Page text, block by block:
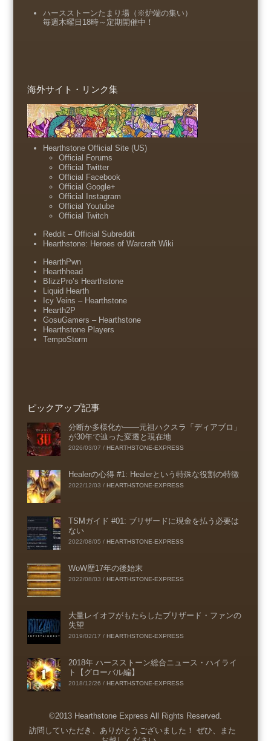
ハースストーンたまり場（※炉端の集い）
毎週木曜日18時～定期開催中！
海外サイト・リンク集
Hearthstone Official Site (US)
Official Forums
Official Twitter
Official Facebook
Official Google+
Official Instagram
Official Youtube
Official Twitch
Reddit – Official Subreddit
Hearthstone: Heroes of Warcraft Wiki
HearthPwn
Hearthhead
BlizzPro’s Hearthstone
Liquid Hearth
Icy Veins – Hearthstone
Hearth2P
GosuGamers – Hearthstone
Hearthstone Players
TempoStorm
ピックアップ記事
分断か多様化か――元祖ハクスラ「ディアブロ」
が30年で辿った変遷と現在地
2026/03/07 / HEARTHSTONE-EXPRESS
Healerの心得 #1: Healerという特殊な役割の特徴
2022/12/03 / HEARTHSTONE-EXPRESS
TSMガイド #01: ブリザードに現金を払う必要は
ない
2022/08/05 / HEARTHSTONE-EXPRESS
WoW歴17年の後始末
2022/08/03 / HEARTHSTONE-EXPRESS
大量レイオフがもたらしたブリザード・ファンの
失望
2019/02/17 / HEARTHSTONE-EXPRESS
2018年 ハースストーン総合ニュース・ハイライ
ト【グローバル編】
2018/12/26 / HEARTHSTONE-EXPRESS
©2013 Hearthstone Express All Rights Reserved.
Menu
訪問していただき、ありがとうございました！ ぜひ、また